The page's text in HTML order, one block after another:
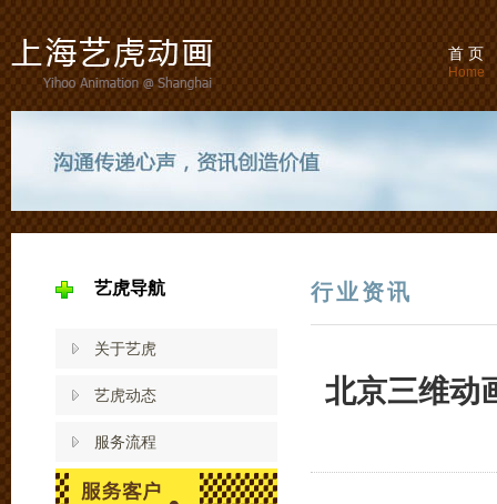
首 页
Home
艺虎导航
关于艺虎
艺虎动态
服务流程
行业资讯
北京三维动